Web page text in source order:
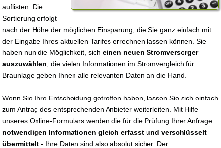
auflisten. Die
Sortierung erfolgt
nach der Höhe der möglichen Einsparung, die Sie ganz einfach mit
der Eingabe Ihres aktuellen Tarifes errechnen lassen können. Sie
haben nun die Möglichkeit, sich einen neuen Stromversorger
auszuwählen , die vielen Informationen im Stromvergleich für
Braunlage geben Ihnen alle relevanten Daten an die Hand.
Wenn Sie Ihre Entscheidung getroffen haben, lassen Sie sich einfach
zum Antrag des entsprechenden Anbieter weiterleiten. Mit Hilfe
unseres Online-Formulars werden die für die Prüfung Ihrer Anfrage
notwendigen Informationen gleich erfasst und verschlüsselt
übermittelt - Ihre Daten sind also absolut sicher. Der